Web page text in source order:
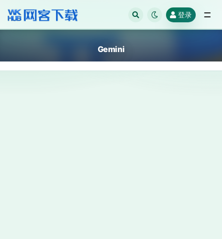
登录
Gemini
全部